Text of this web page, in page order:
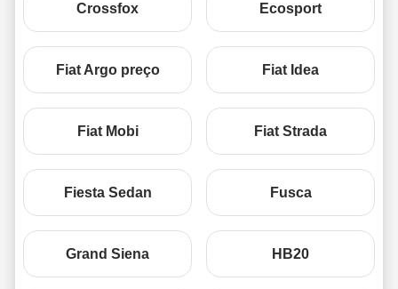
Crossfox Ecosport
Fiat Argo preço Fiat Idea
Fiat Mobi Fiat Strada
Fiesta Sedan Fusca
Grand Siena HB20